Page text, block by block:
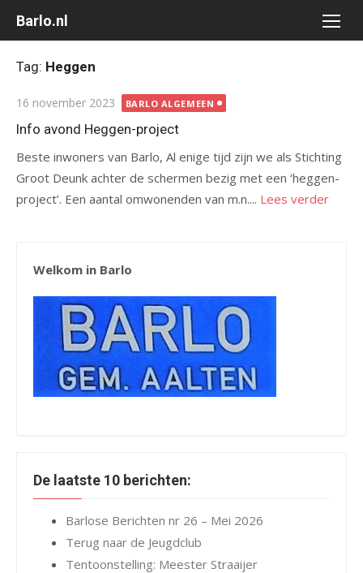
naar
inhoud
Barlo.nl
Tag: Heggen
Gepubliceerd
op
16 november 2023 BARLO ALGEMEEN
Info avond Heggen-project
Beste inwoners van Barlo, Al enige tijd zijn we als Stichting
Groot Deunk achter de schermen bezig met een ‘heggen-
project’. Een aantal omwonenden van m.n.... Lees verder
Welkom in Barlo
De laatste 10 berichten:
Barlose Berichten nr 26 – Mei 2026
Terug naar de Jeugdclub
Tentoonstelling: Meester Straaijer